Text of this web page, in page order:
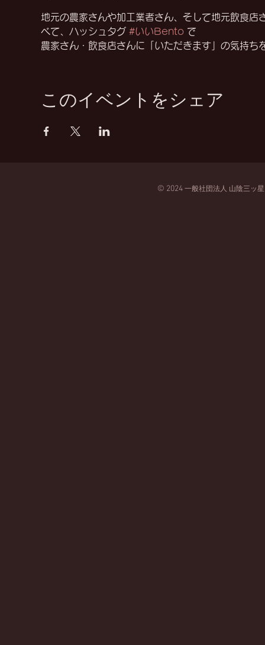
地元の農家さんや加工業者さん、そして地元飲食
べて、ハッシュタグ #いいBento で
農家さん・飲食店さんに「いただきます」の気持ち
このイベントをシェア
© 2024 一般社団法人 山陰三ッ